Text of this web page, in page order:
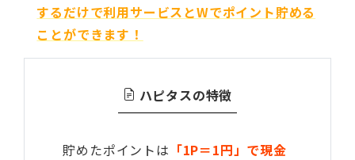
するだけで利用サービスとWでポイント貯める
ことができます！
ハピタスの特徴
貯めたポイントは 「1P＝1円」で現金